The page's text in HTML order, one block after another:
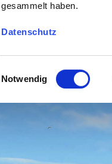
gesammelt haben.
Datenschutz
i
l
Notwendig